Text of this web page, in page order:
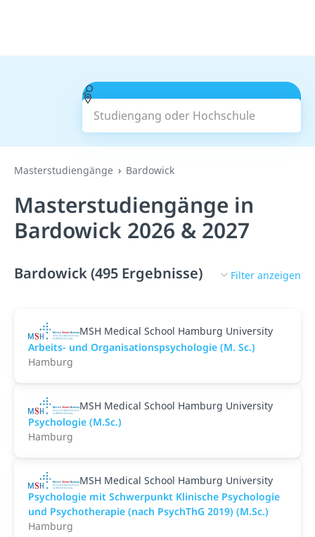
Studiengang oder Hochschule
Suchen
Masterstudiengänge Bardowick
Masterstudiengänge in
Bardowick 2026 & 2027
Bardowick (495 Ergebnisse) Filter anzeigen
MSH Medical School Hamburg University
Arbeits- und Organisationspsychologie (M. Sc.)
Hamburg
MSH Medical School Hamburg University
Psychologie (M.Sc.)
Hamburg
MSH Medical School Hamburg University
Psychologie mit Schwerpunkt Klinische Psychologie
und Psychotherapie (nach PsychThG 2019) (M.Sc.)
Hamburg